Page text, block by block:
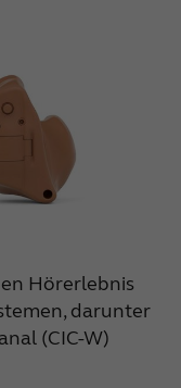
Hörerlebnis
darunter
(CIC-W)